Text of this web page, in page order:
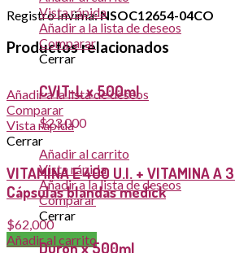
Vista rápida
Añadir a la lista de deseos
Comparar
Cerrar
CVIT-L x 500ml
$23,000
Añadir al carrito
Vista rápida
Añadir a la lista de deseos
Comparar
Cerrar
Duron x 500ml
Registro Invima:NSOC12654-04CO
Productos relacionados
Añadir a la lista de deseos
Comparar
Vista rápida
Cerrar
VITAMINA E 400 U.I. + VITAMINA A
Cápsulas blandas medick
$62,000
Añadir al carrito